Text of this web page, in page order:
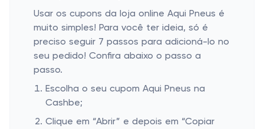
Usar os cupons da loja online Aqui Pneus é
muito simples! Para você ter ideia, só é
preciso seguir 7 passos para adicioná-lo no
seu pedido! Confira abaixo o passo a
passo.
Escolha o seu cupom Aqui Pneus na
Cashbe;
Clique em “Abrir” e depois em “Copiar